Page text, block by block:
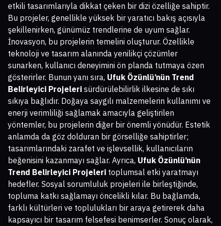
etkili tasarımlarıyla dikkat çeken bir dizi özelliğe sahiptir.
Bu projeler, genellikle yüksek bir yaratıcı bakış açısıyla
şekillenirken, günümüz trendlerine de uyum sağlar.
İnovasyon, bu projelerin temelini oluşturur. Özellikle
teknoloji ve tasarım alanında yenilikçi çözümler
sunarken, kullanıcı deneyimini ön planda tutmaya özen
gösterirler. Bunun yanı sıra, Ufuk Özünlü’nün Trend
Belirleyici Projeleri sürdürülebilirlik ilkesine de sıkı
sıkıya bağlıdır. Doğaya saygılı malzemelerin kullanımı ve
enerji verimliliği sağlamak amacıyla geliştirilen
yöntemler, bu projelerin diğer bir önemli yönüdür. Estetik
anlamda da göz dolduran bir görselliğe sahiptirler;
tasarımlarındaki zarafet ve işlevsellik, kullanıcıların
beğenisini kazanmayı sağlar. Ayrıca, Ufuk Özünlü’nün
Trend Belirleyici Projeleri toplumsal etki yaratmayı
hedefler. Sosyal sorumluluk projeleri ile birleştiğinde,
topluma katkı sağlamayı öncelikli kılar. Bu bağlamda,
farklı kültürleri ve toplulukları bir araya getirerek daha
kapsayıcı bir tasarım felsefesi benimserler. Sonuç olarak,